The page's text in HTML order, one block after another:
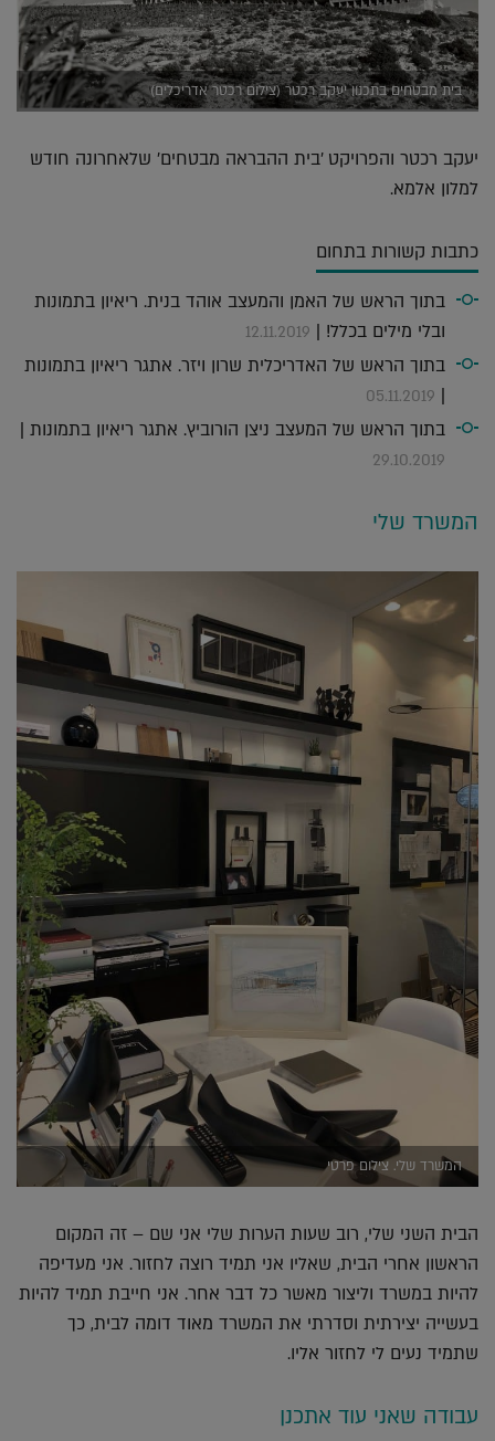
בית מבטחים בתכנון יעקב רכטר (צילום רכטר אדריכלים)
יעקב רכטר והפרויקט 'בית ההבראה מבטחים' שלאחרונה חודש
למלון אלמא.
כתבות קשורות בתחום
בתוך הראש של האמן והמעצב אוהד בנית. ריאיון בתמונות
ובלי מילים בכלל! | 12.11.2019
בתוך הראש של האדריכלית שרון ויזר. אתגר ריאיון בתמונות
|
05.11.2019
בתוך הראש של המעצב ניצן הורוביץ. אתגר ריאיון בתמונות |
29.10.2019
המשרד שלי
המשרד שלי. צילום פרטי
הבית השני שלי, רוב שעות הערות שלי אני שם – זה המקום
הראשון אחרי הבית, שאליו אני תמיד רוצה לחזור. אני מעדיפה
להיות במשרד וליצור מאשר כל דבר אחר. אני חייבת תמיד להיות
בעשייה יצירתית וסדרתי את המשרד מאוד דומה לבית, כך
שתמיד נעים לי לחזור אליו.
עבודה שאני עוד אתכנן